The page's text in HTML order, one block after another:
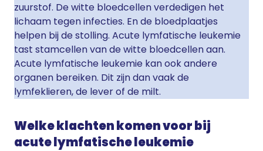
zuurstof. De witte bloedcellen verdedigen het
lichaam tegen infecties. En de bloedplaatjes
helpen bij de stolling. Acute lymfatische leukemie
tast stamcellen van de witte bloedcellen aan.
Acute lymfatische leukemie kan ook andere
organen bereiken. Dit zijn dan vaak de
lymfeklieren, de lever of de milt.
Welke klachten komen voor bij
acute lymfatische leukemie